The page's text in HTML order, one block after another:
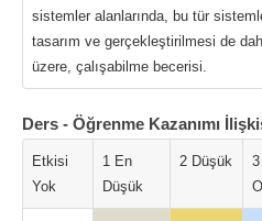
sistemler alanlarında, bu tür
tasarım ve gerçekleştirilmesi de
üzere, çalışabilme becerisi.
Ders - Öğrenme Kazanımı
Etkisi
Yok
1 En
Düşük
2 Düşük
3